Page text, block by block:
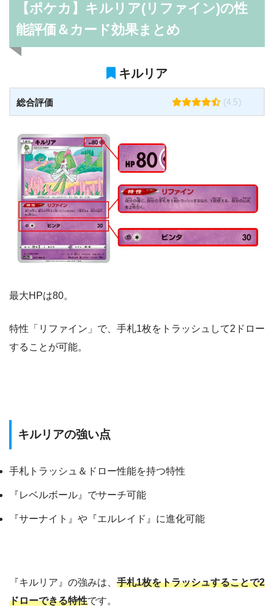
【ポケカ】キルリア(リファイン)の性
能評価＆カード効果まとめ
キルリア
総合評価 (4.5)
最大HPは80。
特性「リファイン」で、手札1枚をトラッシュして2ドロー
することが可能。
キルリアの強い点
手札トラッシュ＆ドロー性能を持つ特性
『レベルボール』でサーチ可能
『サーナイト』や『エルレイド』に進化可能
『キルリア』の強みは、 手札1枚をトラッシュすることで2
ドローできる特性です。